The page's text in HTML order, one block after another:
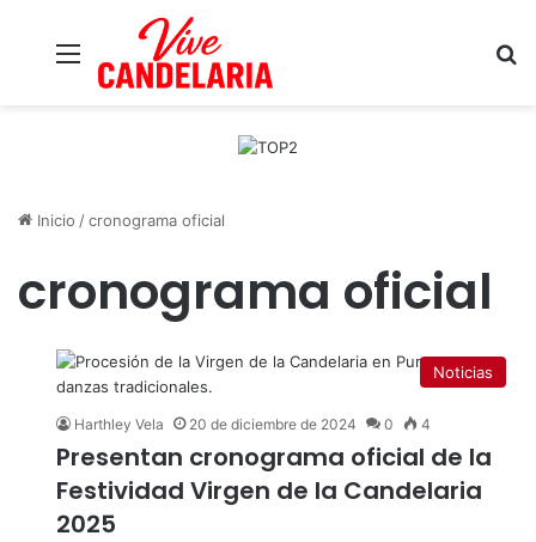
Inicio /cronograma oficial
cronograma oficial
Noticias
Harthley Vela 20 de diciembre de 2024 0 4
Presentan cronograma oficial de la
Festividad Virgen de la Candelaria
2025